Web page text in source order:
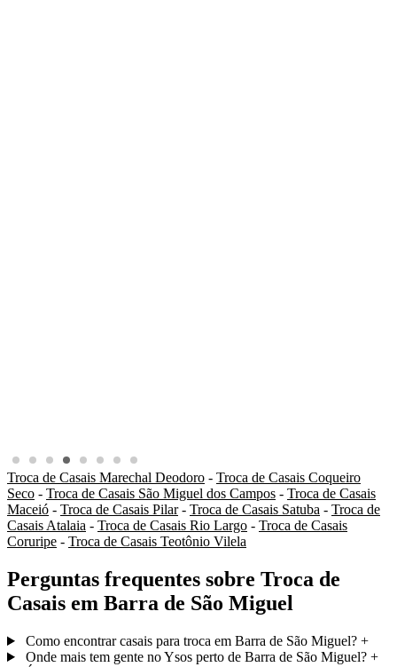
Troca de Casais Marechal Deodoro - Troca de Casais Coqueiro
Seco - Troca de Casais São Miguel dos Campos - Troca de Casais
Maceió - Troca de Casais Pilar- Troca de Casais Satuba - Troca de
Casais Atalaia - Troca de Casais Rio Largo - Troca de Casais
Coruripe - Troca de Casais Teotônio Vilela
Perguntas frequentes sobre Troca de
Casais em Barra de São Miguel
Como encontrar casais para troca em Barra de São Miguel? +
Onde mais tem gente no Ysos perto de Barra de São Miguel? +